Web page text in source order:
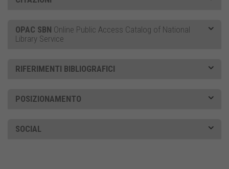
OPAC SBN Online Public Access Catalog of National
Library Service
RIFERIMENTI BIBLIOGRAFICI
POSIZIONAMENTO
SOCIAL